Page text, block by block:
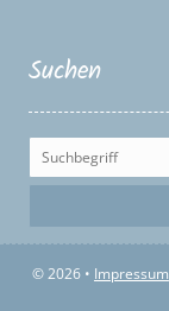
Suchen
© 2026 • Impressum